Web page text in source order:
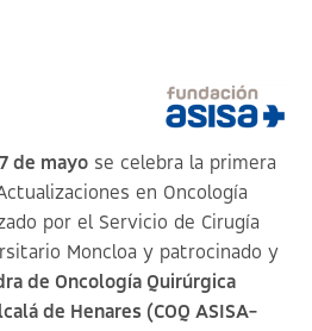
de mayo se celebra la primera
en Oncología
por el Servicio de Cirugía
Moncloa y patrocinado y
de Oncología Quirúrgica
de Henares (COQ ASISA-